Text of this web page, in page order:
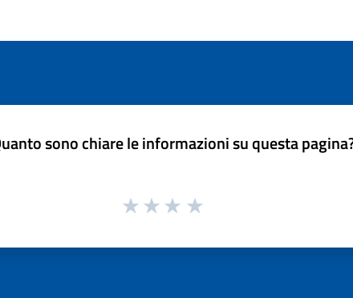
sono chiare le informazioni su questa